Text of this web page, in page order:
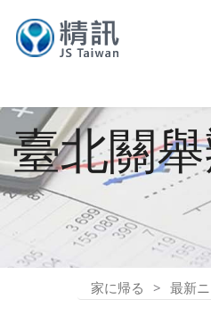
臺北關
家に帰る 最新